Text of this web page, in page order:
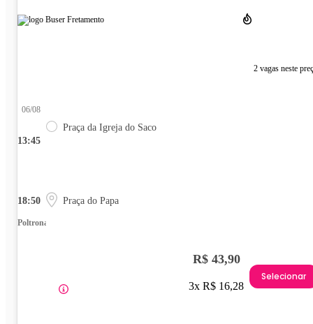
2 vagas neste
13:45
06/08
Praça da Igreja do Saco
18:50 Praça do Papa
Poltrona
R$ 43,90
3x R$ 16,28
Selecionar